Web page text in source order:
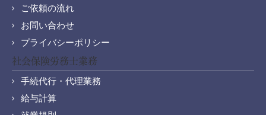
ご依頼の流れ
お問い合わせ
プライバシーポリシー
社会保険労務士業務
手続代行・代理業務
給与計算